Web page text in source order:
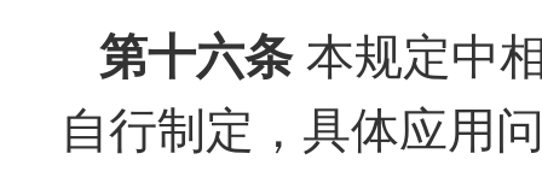
第十六条本规定中
自行制定，具体应用